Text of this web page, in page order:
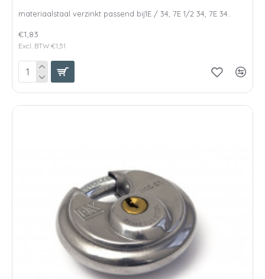
materiaalstaal verzinkt passend bij1E / 34, 7E 1/2 34, 7E 34..
€1,83
Excl. BTW:€1,51